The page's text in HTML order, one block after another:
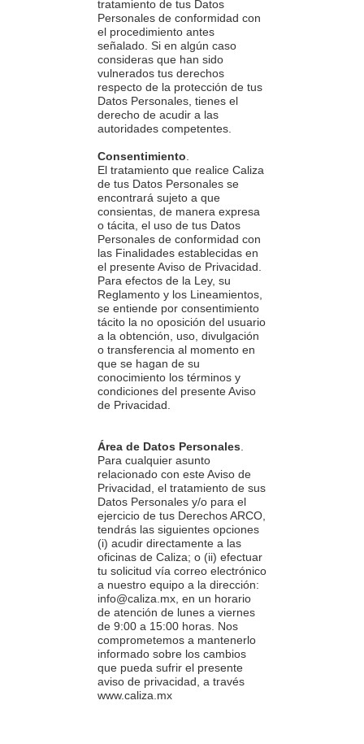
tratamiento de tus Datos
Personales de conformidad con
el procedimiento antes
señalado. Si en algún caso
consideras que han sido
vulnerados tus derechos
respecto de la protección de tus
Datos Personales, tienes el
derecho de acudir a las
autoridades competentes.
Consentimiento
El tratamiento que realice Caliza
de tus Datos Personales se
encontrará sujeto a que
consientas, de manera expresa
o tácita, el uso de tus Datos
Personales de conformidad con
las Finalidades establecidas en
el presente Aviso de Privacidad.
Para efectos de la Ley, su
Reglamento y los Lineamientos,
se entiende por consentimiento
tácito la no oposición del usuario
a la obtención, uso, divulgación
o transferencia al momento en
que se hagan de su
conocimiento los términos y
condiciones del presente Aviso
de Privacidad.
Área de Datos Personales
Para cualquier asunto
relacionado con este Aviso de
Privacidad, el tratamiento de sus
Datos Personales y/o para el
ejercicio de tus Derechos ARCO,
tendrás las siguientes opciones
(i) acudir directamente a las
oficinas de Caliza; o (ii) efectuar
tu solicitud vía correo electrónico
a nuestro equipo a la dirección:
info@caliza.mx, en un horario
de atención de lunes a viernes
de 9:00 a 15:00 horas. Nos
comprometemos a mantenerlo
informado sobre los cambios
que pueda sufrir el presente
aviso de privacidad, a través
www.caliza.mx